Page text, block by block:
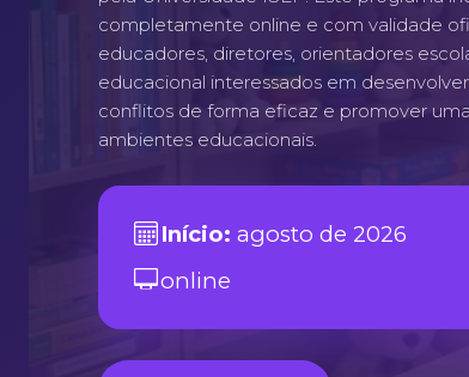
completamente online e com validade
educadores, diretores, orientadores
educacional interessados em
conflitos de forma eficaz e promover
ambientes educacionais.
Início: agosto de 2026
online